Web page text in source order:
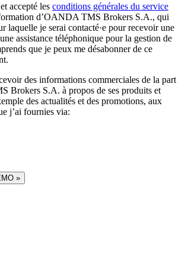
accepté les conditions générales du service
d’OANDA TMS Brokers S.A., qui
laquelle je serai contacté·e pour recevoir une
assistance téléphonique pour la gestion de
que je peux me désabonner de ce
des informations commerciales de la part
Brokers S.A. à propos de ses produits et
des actualités et des promotions, aux
j’ai fournies via:
»